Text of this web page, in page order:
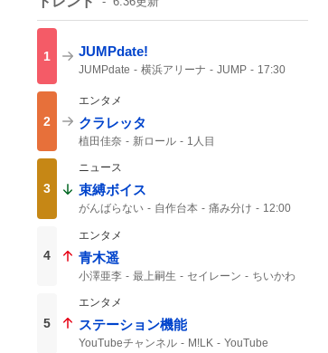
1 JUMPdate!
JUMPdate 横浜アリーナ JUMP 17:30
2
エンタメ
クラレッタ
植田佳奈 新ロール 1人目
3
ニュース
束縛ボイス
がんばらない 自作台本 痛み分け
12:00
4
エンタメ
青木遥
小澤亜李 最上嗣生 セイレーン
ちいかわ
5
エンタメ
ステーション機能
YouTubeチャンネル M!LK YouTube